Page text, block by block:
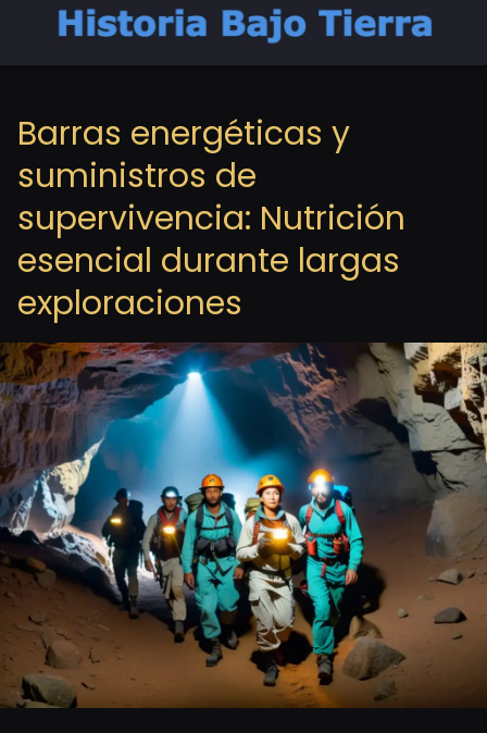
Barras energéticas y
suministros de
supervivencia: Nutrición
esencial durante largas
exploraciones